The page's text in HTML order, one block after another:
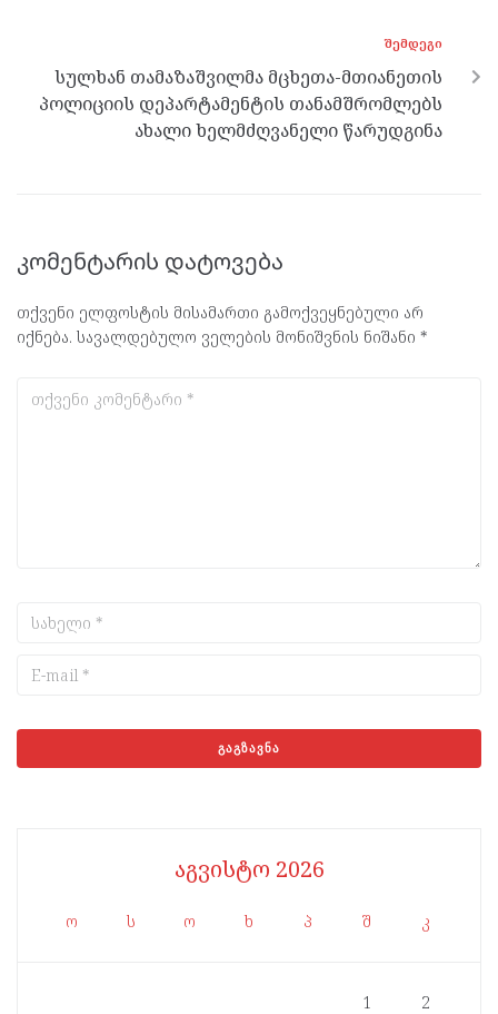
ᲨᲔᲛᲓᲔᲒᲘ
სულხან თამაზაშვილმა მცხეთა-მთიანეთის
პოლიციის დეპარტამენტის თანამშრომლებს
ახალი ხელმძღვანელი წარუდგინა
კომენტარის დატოვება
თქვენი ელფოსტის მისამართი გამოქვეყნებული არ
იქნება. სავალდებულო ველების მონიშვნის ნიშანი *
აგვისტო 2026
ო ს ო ხ პ შ კ
1 2